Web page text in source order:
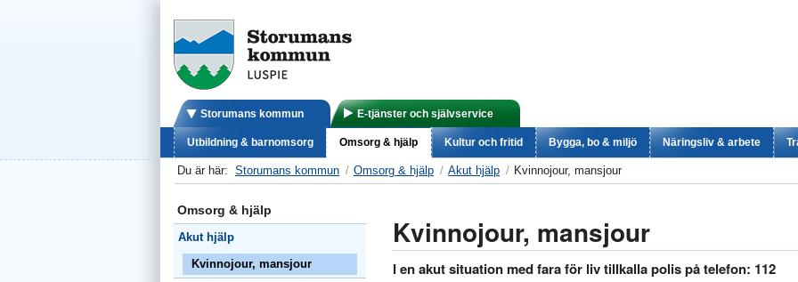
Storumans kommun E-tjänster och självservice
Utbildning & barnomsorg Omsorg & hjälp Kultur och fritid Bygga, bo & miljö Näringsliv & arbete
Du är här: Storumans kommun Omsorg & hjälp Akut hjälp Kvinnojour, mansjour
Omsorg & hjälp
Akut hjälp
Kvinnojour, mansjour
Kvinnojour, mansjour
I en akut situation med fara för liv tillkalla polis på telefon: 112